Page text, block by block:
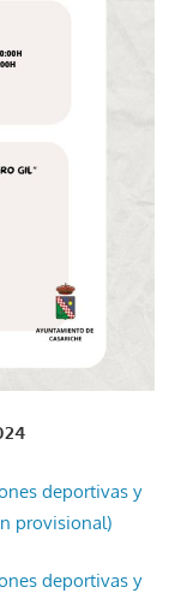
deportivas y
provisional)
deportivas y